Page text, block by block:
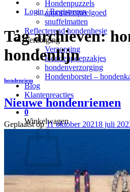
Hondenpuzzels
apporteerspeelgoed
snuffelmatten
Reflecterend hondenhesje
Verzorging
Verzorging
Hondenpoepzakjes
hondenverzorging
Hondenborstel –
Blog
Klantenreacties
0
Winkelwagen
Geen producten in de
Login / Registreren
Tag archieven:
hondenlijn
hondenriem
Nieuwe hondenriemen
Geplaatst op11 oktober 20218 juli